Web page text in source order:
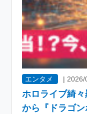
エンタメ | 2026/
ホロライブ綺
から『ドラゴ